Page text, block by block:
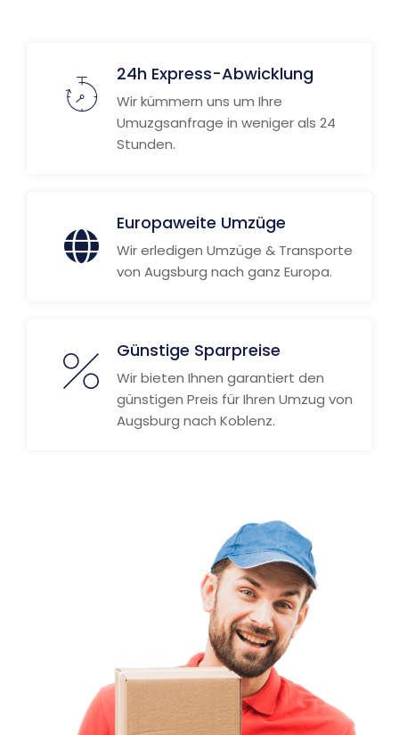
24h Express-Abwicklung
Wir kümmern uns um Ihre
Umuzgsanfrage in weniger als 24
Stunden.
Europaweite Umzüge
Wir erledigen Umzüge & Transporte
von Augsburg nach ganz Europa.
Günstige Sparpreise
Wir bieten Ihnen garantiert den
günstigen Preis für Ihren Umzug von
Augsburg nach Koblenz.